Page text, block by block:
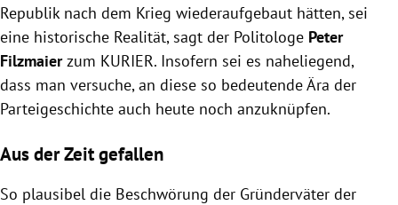
Republik nach dem Krieg wiederaufgebaut hätten, sei
eine historische Realität, sagt der Politologe Peter
Filzmaierzum KURIER. Insofern sei es naheliegend,
dass man versuche, an diese so bedeutende Ära der
Parteigeschichte auch heute noch anzuknüpfen.
Aus der Zeit gefallen
So plausibel die Beschwörung der Gründerväter der